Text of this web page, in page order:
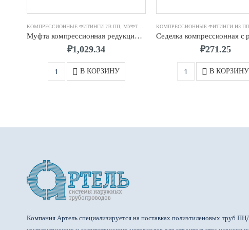
КОМПРЕССИОННЫЕ ФИТИНГИ ИЗ ПП МУФТА КОМПРЕССИОННАЯ
Муфта компрессионная редукционная d.75 х 50
₽1,029.34
В КОРЗИНУ
КОМПРЕССИОННЫЕ ФИТИНГИ ИЗ ПП
₽271.25
В КОРЗИНУ
Компания Артель специализируется на поставках полиэтиленовых труб